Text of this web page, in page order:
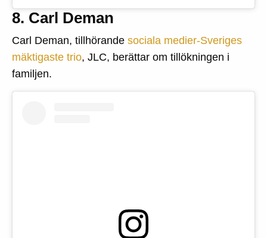
8. Carl Deman
Carl Deman, tillhörande sociala medier-Sveriges
mäktigaste trio, JLC, berättar om tillökningen i
familjen.